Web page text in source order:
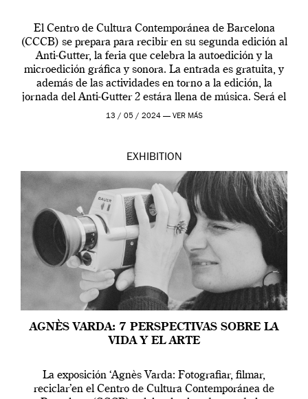
El Centro de Cultura Contemporánea de Barcelona
(CCCB) se prepara para recibir en su segunda edición al
Anti-Gutter, la feria que celebra la autoedición y la
microedición gráfica y sonora. La entrada es gratuita, y
además de las actividades en torno a la edición, la
jornada del Anti-Gutter 2 estára llena de música. Será el
[…]
13 / 05 / 2024 — VER MÁS
EXHIBITION
AGNÈS VARDA: 7 PERSPECTIVAS SOBRE LA
VIDA Y EL ARTE
La exposición ‘Agnès Varda: Fotografiar, filmar,
reciclar’en el Centro de Cultura Contemporánea de